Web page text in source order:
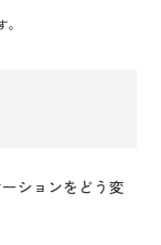
ションをどう変